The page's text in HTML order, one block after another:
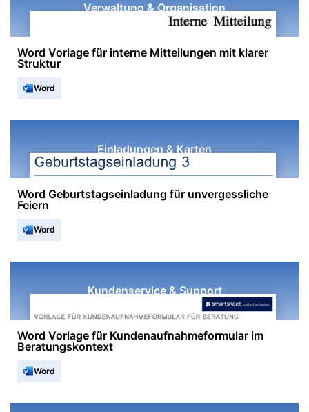
Verwaltung & Organisation
Word Vorlage für interne Mitteilungen mit klarer
Struktur
Word
Einladungen & Karten
Word Geburtstagseinladung für unvergessliche
Feiern
Word
Kundenservice & Support
Word Vorlage für Kundenaufnahmeformular im
Beratungskontext
Word